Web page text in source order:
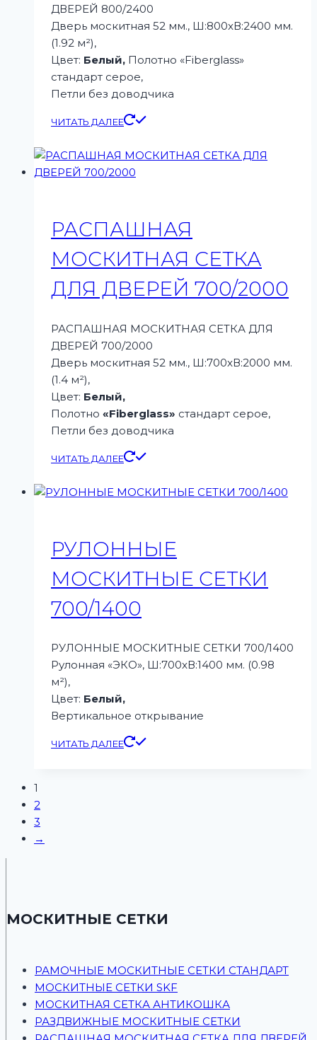
ДВЕРЕЙ 800/2400
Дверь москитная 52 мм., Ш:800xВ:2400 мм.
(1.92 м²),
Цвет: Белый, Полотно «Fiberglass»
стандарт серое,
Петли без доводчика
ЧИТАТЬ ДАЛЕЕ
РАСПАШНАЯ
МОСКИТНАЯ СЕТКА
ДЛЯ ДВЕРЕЙ 700/2000
РАСПАШНАЯ МОСКИТНАЯ СЕТКА ДЛЯ
ДВЕРЕЙ 700/2000
Дверь москитная 52 мм., Ш:700xВ:2000 мм.
(1.4 м²),
Цвет: Белый,
Полотно «Fiberglass» стандарт серое,
Петли без доводчика
ЧИТАТЬ ДАЛЕЕ
РУЛОННЫЕ
МОСКИТНЫЕ СЕТКИ
700/1400
РУЛОННЫЕ МОСКИТНЫЕ СЕТКИ 700/1400
Рулонная «ЭКО», Ш:700xВ:1400 мм. (0.98
м²),
Цвет: Белый,
Вертикальное открывание
ЧИТАТЬ ДАЛЕЕ
1
2
3
→
МОСКИТНЫЕ СЕТКИ
РАМОЧНЫЕ МОСКИТНЫЕ СЕТКИ СТАНДАРТ
МОСКИТНЫЕ СЕТКИ SKF
МОСКИТНАЯ СЕТКА АНТИКОШКА
РАЗДВИЖНЫЕ МОСКИТНЫЕ СЕТКИ